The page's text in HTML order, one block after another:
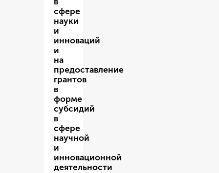
сфере
науки
и
инноваций
и
на
предоставление
грантов
в
форме
субсидий
в
сфере
научной
и
инновационной
деятельности